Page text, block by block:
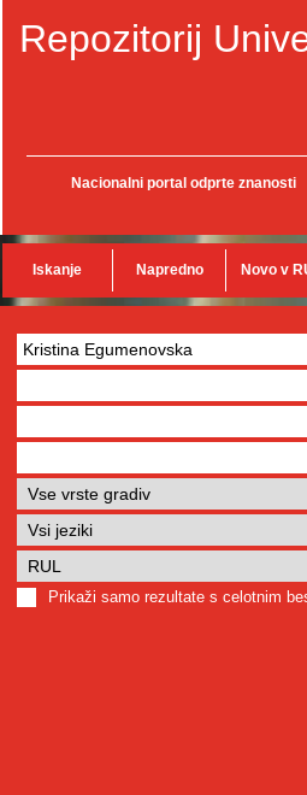
Repozitorij
Nacionalni portal odprte znanosti
Iskanje Napredno Novo v
Prikaži samo rezultate s celotnim